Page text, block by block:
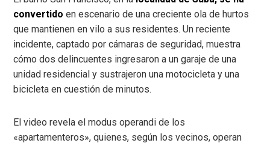
convertido en escenario de una creciente ola de hurtos
que mantienen en vilo a sus residentes. Un reciente
incidente, captado por cámaras de seguridad, muestra
cómo dos delincuentes ingresaron a un garaje de una
unidad residencial y sustrajeron una motocicleta y una
bicicleta en cuestión de minutos.
El video revela el modus operandi de los
«apartamenteros», quienes, según los vecinos, operan